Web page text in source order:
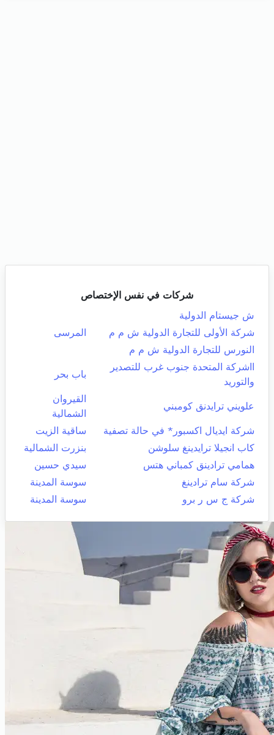
شركات في نفس الإختصاص
ش جيستام الدولية
شركة الأولى للتجارة الدولية ش م م
المرسى
النورس للتجارة الدولية ش م م
ااشركة المتحدة جنوب غرب للتصدير
والتوريد
باب بحر
علويني ترايدنق كومبني
القيروان
الشمالية
شركة ايديال اكسبور* في حالة تصفية
ساقية الزيت
كاب انجيلا ترايدينغ سلوشن
بنزرت الشمالية
همامي ترادينق كمباني هتس
سيدي حسين
شركة سام ترادينغ
سوسة المدينة
شركة ج س ر برو
سوسة المدينة